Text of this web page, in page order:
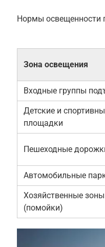
Нормы освещенности
Зона освещения
Входные группы
Детские и
площадки
Пешеходные
Автомобильные
Хозяйственные зоны
(помойки)